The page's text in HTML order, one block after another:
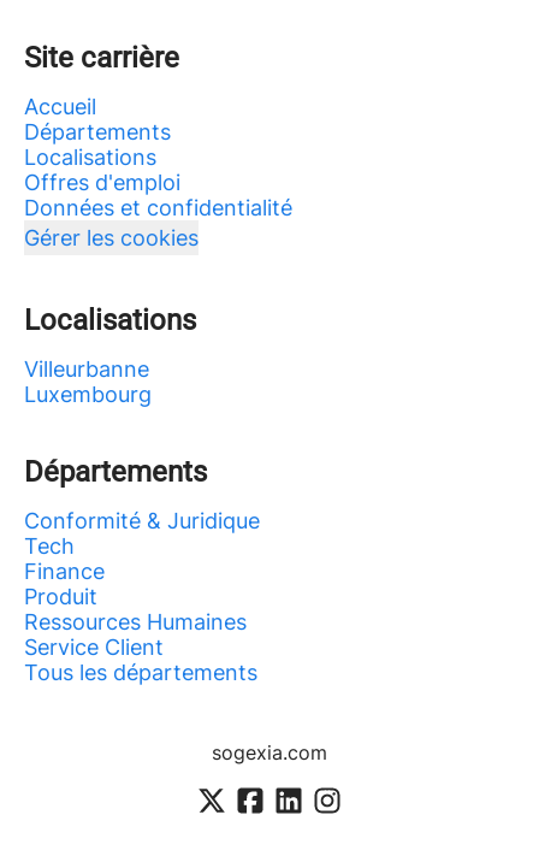
Site carrière
Accueil
Départements
Localisations
Offres d'emploi
Données et confidentialité
Gérer les cookies
Localisations
Villeurbanne
Luxembourg
Départements
Conformité & Juridique
Tech
Finance
Produit
Ressources Humaines
Service Client
Tous les départements
sogexia.com